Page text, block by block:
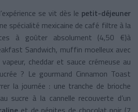
l’expérience se vit dès le petit-déjeuner
spécialité mexicaine de café filtre à la
à goûter absolument (4,50 €)à
Sandwich, muffin moelleux avec
cheddar et sauce crémeuse au
? Le gourmand Cinnamon Toast
la journée : une tranche de brioche
sucre à la cannelle recouverte d’un